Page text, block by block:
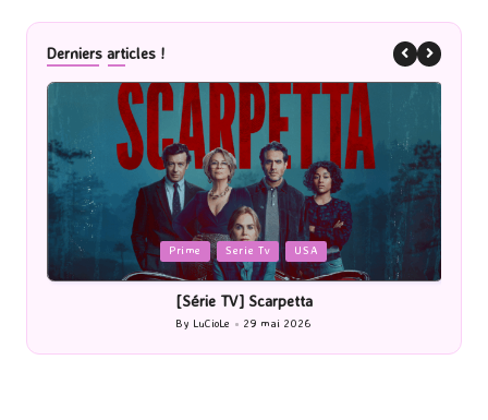
Derniers articles !
Posted
in
Prime Serie Tv USA
[Série TV] Scarpetta
Posted
by
By LuCioLe 29 mai 2026